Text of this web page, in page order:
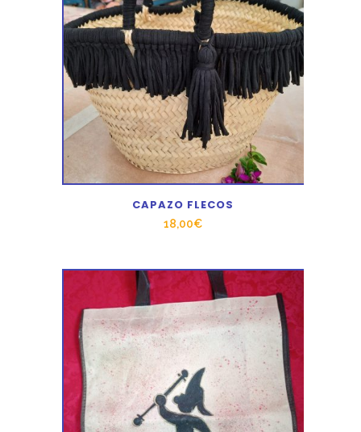
CAPAZO FLECOS
18,00€